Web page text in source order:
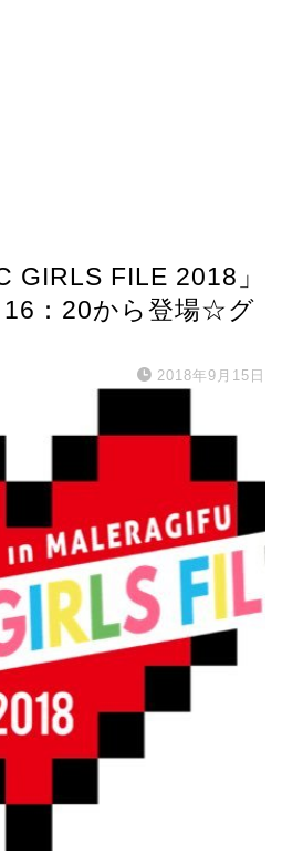
GIRLS FILE 2018」
16：20から登場☆グ
2018年9月15日